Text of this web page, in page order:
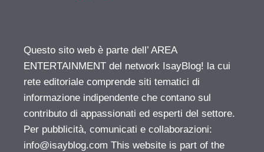
Questo sito web è parte dell’ AREA
ENTERTAINMENT del network IsayBlog! la cui
rete editoriale comprende siti tematici di
informazione indipendente che contano sul
contributo di appassionati ed esperti del settore.
Per pubblicità, comunicati e collaborazioni:
info@isayblog.com This website is part of the